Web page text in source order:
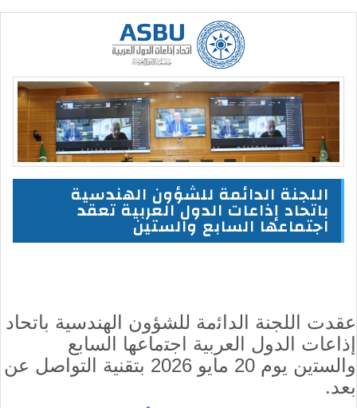
اللجنة الدائمة للشؤون الهندسية
باتحاد إذاعات الدول العربية تعقد
اجتماعها السابع والستين
عقدت اﻟﻠﺠﻨﺔ اﻟﺪاﺋمة ﻟﻠﺸﺆون اﻟﻬﻨﺪﺳﻴﺔ باتحاد
إذاعات الدول العربية اﺟﺘماعها اﻟﺴﺎﺑﻊ
واﻟﺴﺘين يوم 20 مايو 2026 بتقنية التواصل عن
بعد.